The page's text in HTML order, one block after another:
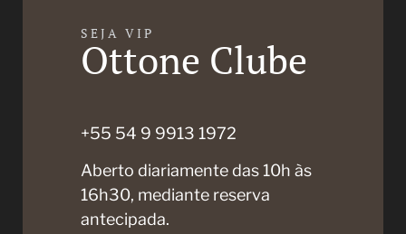
SEJA VIP
Ottone Clube
+55 54 9 9913 1972
Aberto diariamente das 10h às
16h30, mediante reserva
antecipada.